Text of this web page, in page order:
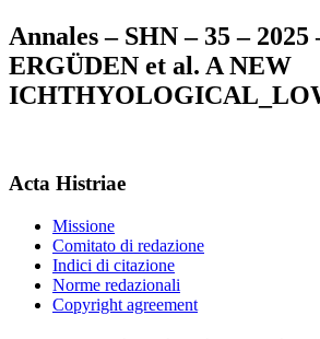
Annales – SHN – 35 – 2025
ERGÜDEN et al. A NEW
Acta Histriae
Missione
Comitato di redazione
Indici di citazione
Norme redazionali
Copyright agreement